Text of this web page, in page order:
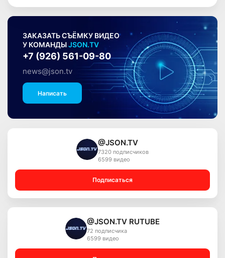
ЗАКАЗАТЬ СЪЁМКУ ВИДЕО
У КОМАНДЫJSON.TV
+7 (926) 561-09-80
news@json.tv
Написать
@JSON.TV
7320 подписчиков
6599 видео
Подписаться
@JSON.TV RUTUBE
72 подписчика
6599 видео